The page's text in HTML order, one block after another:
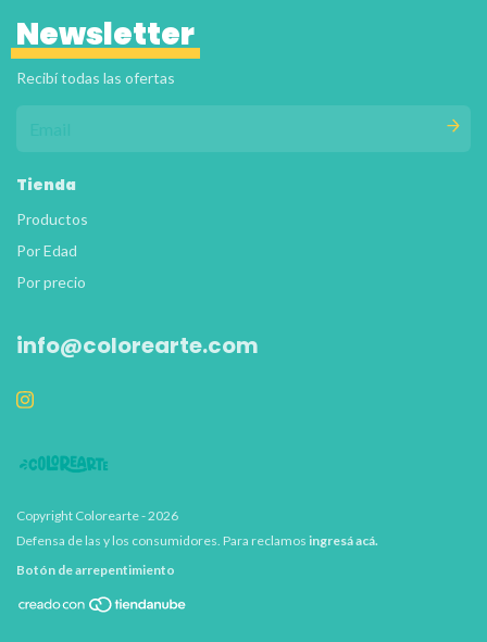
Newsletter
Recibí todas las ofertas
Tienda
Productos
Por Edad
Por precio
info@colorearte.com
Copyright Colorearte - 2026
Defensa de las y los consumidores. Para reclamos ingresá acá.
Botón de arrepentimiento